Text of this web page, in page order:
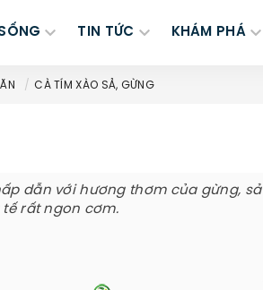
TIN TỨC KHÁM PHÁ
CÀ TÍM XÀO SẢ, GỪNG
dẫn với hương thơm của gừng, sả
rất ngon cơm.